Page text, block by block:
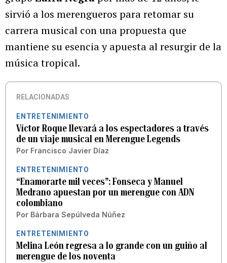
sirvió a los merengueros para retomar su
carrera musical con una propuesta que
mantiene su esencia y apuesta al resurgir de la
música tropical.
RELACIONADAS
ENTRETENIMIENTO
Víctor Roque llevará a los espectadores a través
de un viaje musical en Merengue Legends
Por Francisco Javier Díaz
ENTRETENIMIENTO
“Enamorarte mil veces”: Fonseca y Manuel
Medrano apuestan por un merengue con ADN
colombiano
Por Bárbara Sepúlveda Núñez
ENTRETENIMIENTO
Melina León regresa a lo grande con un guiño al
merengue de los noventa